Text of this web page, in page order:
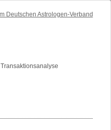
Transaktionsanalyse